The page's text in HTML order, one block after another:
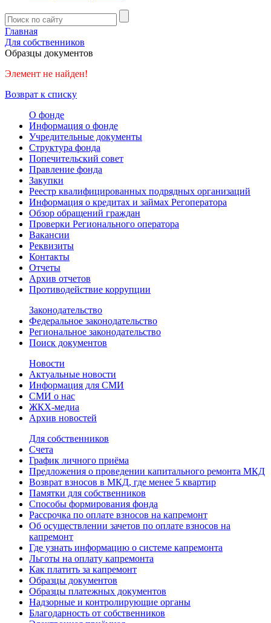
Главная
Для собственников
Образцы документов
Элемент не найден!
Возврат к списку
О фонде
Информация о фонде
Учредительные документы
Структура фонда
Попечительский совет
Правление фонда
Закупки
Реестр квалифицированных подрядных организаций
Информация о кредитах и займах Регоператора
Обзор обращений граждан
Проверки Регионального оператора
Вакансии
Реквизиты
Контакты
Отчеты
Архив отчетов
Противодействие коррупции
Законодательство
Федеральное законодательство
Региональное законодательство
Поиск документов
Новости
Актуальные новости
Информация для СМИ
СМИ о нас
ЖКХ-медиа
Архив новостей
Для собственников
Счета
График личного приёма
Предложения о проведении капитального ремонта МКД
Возврат взносов в МКД, где менее 5 квартир
Памятки для собственников
Способы формирования фонда
Рассрочка по оплате взносов на капремонт
Об осуществлении зачетов по оплате взносов на
капремонт
Где узнать информацию о системе капремонта
Льготы на оплату капремонта
Как платить за капремонт
Образцы документов
Образцы платежных документов
Надзорные и контролирующие органы
Благодарность от собственников